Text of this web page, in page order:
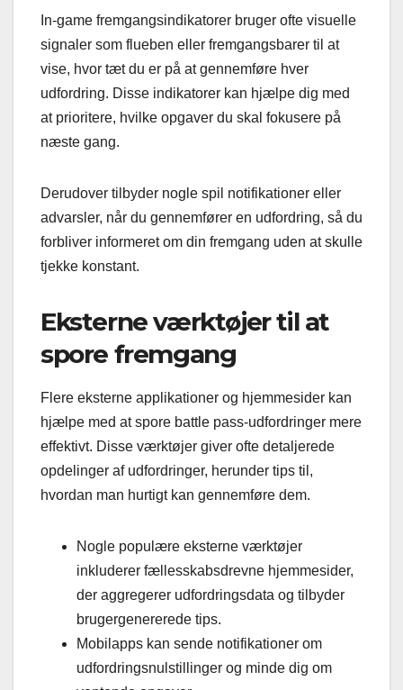
In-game fremgangsindikatorer bruger ofte visuelle
signaler som flueben eller fremgangsbarer til at
vise, hvor tæt du er på at gennemføre hver
udfordring. Disse indikatorer kan hjælpe dig med
at prioritere, hvilke opgaver du skal fokusere på
næste gang.
Derudover tilbyder nogle spil notifikationer eller
advarsler, når du gennemfører en udfordring, så du
forbliver informeret om din fremgang uden at skulle
tjekke konstant.
Eksterne værktøjer til at
spore fremgang
Flere eksterne applikationer og hjemmesider kan
hjælpe med at spore battle pass-udfordringer mere
effektivt. Disse værktøjer giver ofte detaljerede
opdelinger af udfordringer, herunder tips til,
hvordan man hurtigt kan gennemføre dem.
Nogle populære eksterne værktøjer
inkluderer fællesskabsdrevne hjemmesider,
der aggregerer udfordringsdata og tilbyder
brugergenererede tips.
Mobilapps kan sende notifikationer om
udfordringsnulstillinger og minde dig om